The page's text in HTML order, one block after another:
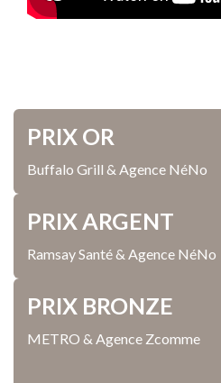
PRIX OR
Buffalo Grill & Agence NéNo
PRIX ARGENT
Ramsay Santé & Agence NéNo
PRIX BRONZE
METRO & Agence Zcomme